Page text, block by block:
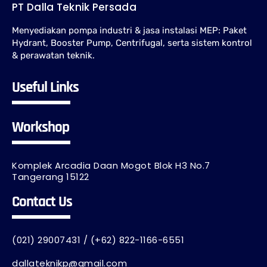
PT Dalla Teknik Persada
Menyediakan pompa industri & jasa instalasi MEP: Paket
Hydrant, Booster Pump, Centrifugal, serta sistem kontrol
& perawatan teknik.
Useful Links
Workshop
Komplek Arcadia Daan Mogot Blok H3 No.7
Tangerang 15122
Contact Us
(021) 29007431 / (+62) 822-1166-6551
dallateknikp@gmail.com